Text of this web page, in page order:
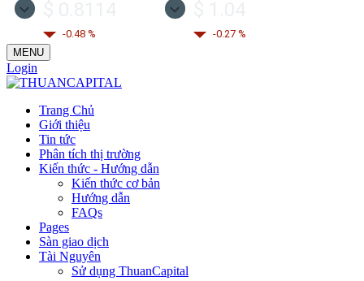
-0.48 %
-0.27 %
MENU
Login
Trang Chủ
Giới thiệu
Tin tức
Phân tích thị trường
Kiến thức - Hướng dẫn
Kiến thức cơ bản
Hướng dẫn
FAQs
Pages
Sàn giao dịch
Tài Nguyên
Sử dụng ThuanCapital